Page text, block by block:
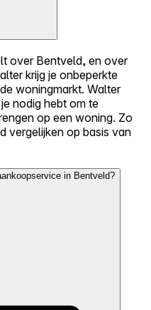
over Bentveld, en over
krijg je onbeperkte
woningmarkt. Walter
nodig hebt om te
op een woning. Zo
vergelijken op basis van
in Bentveld?